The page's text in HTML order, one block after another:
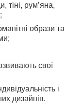
тіні, рум’яна,
образи та
свої
і
дизайнів.